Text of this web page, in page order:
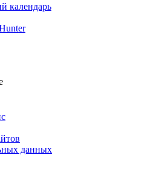
календарь
данных